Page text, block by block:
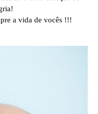
a vida de vocês !!!